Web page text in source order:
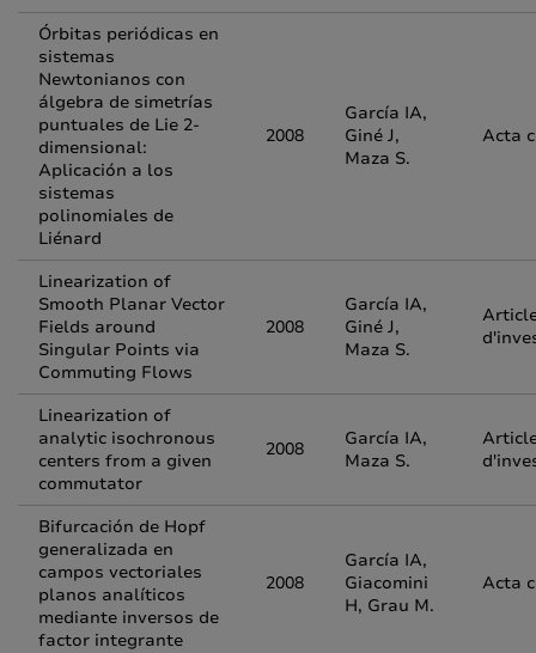
Órbitas periódicas en
sistemas
Newtonianos con
álgebra de simetrías
puntuales de Lie 2-
dimensional:
Aplicación a los
sistemas
polinomiales de
Liénard
2008
García IA,
Giné J,
Maza S.
Acta
Linearization of
Smooth Planar Vector
Fields around
Singular Points via
Commuting Flows
2008
García IA,
Giné J,
Maza S.
Linearization of
analytic isochronous
centers from a given
commutator
2008
García IA,
Maza S.
Bifurcación de Hopf
generalizada en
campos vectoriales
planos analíticos
mediante inversos de
factor integrante
2008
García IA,
Giacomini
H, Grau M.
Acta